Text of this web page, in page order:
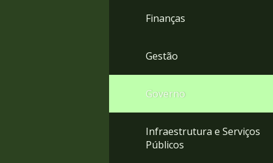
Finanças
Gestão
Governo
Infraestrutura e Serviços
Públicos